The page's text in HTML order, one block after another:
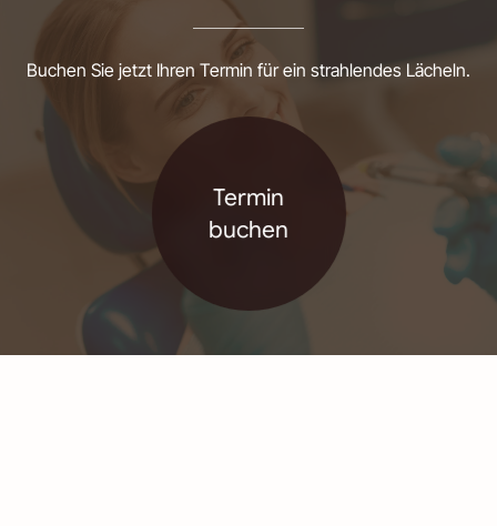
Buchen Sie jetzt Ihren Termin für ein strahlendes Lächeln.
Termin
buchen